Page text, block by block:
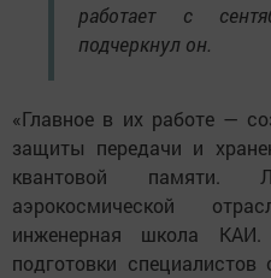
работает с
подчеркнул он.
«Главное в их работе —
защиты передачи и
квантовой памяти.
аэрокосмической
инженерная школа
подготовки